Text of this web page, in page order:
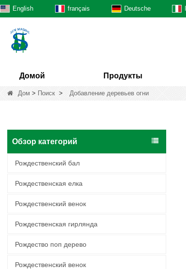
English français Deutsche
Домой Продукты
Дом > Поиск > Добавление деревьев огни
Обзор категорий
Рождественский бал
Рождественская елка
Рождественский венок
Рождественская гирлянда
Рождество поп дерево
Рождественский венок